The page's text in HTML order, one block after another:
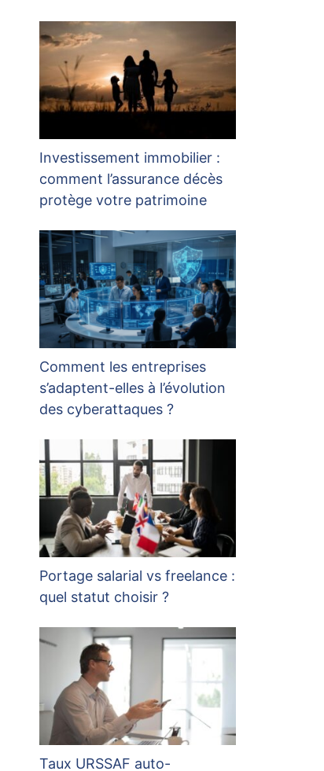
Investissement immobilier :
comment l’assurance décès
protège votre patrimoine
Comment les entreprises
s’adaptent-elles à l’évolution
des cyberattaques ?
Portage salarial vs freelance :
quel statut choisir ?
Taux URSSAF auto-